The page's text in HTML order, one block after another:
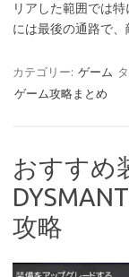
リアした範囲では
には最後の通路で
カテゴリー: ゲーム
ゲーム攻略まとめ
おすすめ
攻略